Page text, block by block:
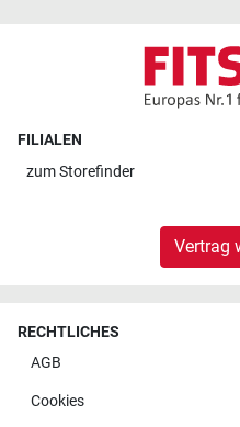
FILIALEN
zumStorefinder
Vertrag
RECHTLICHES
AGB
Cookies